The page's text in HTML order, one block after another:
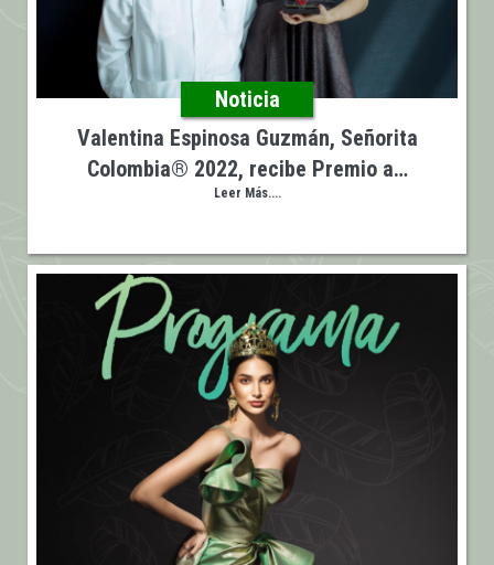
Noticia
Valentina Espinosa Guzmán, Señorita
Colombia® 2022, recibe Premio a…
Leer Más....